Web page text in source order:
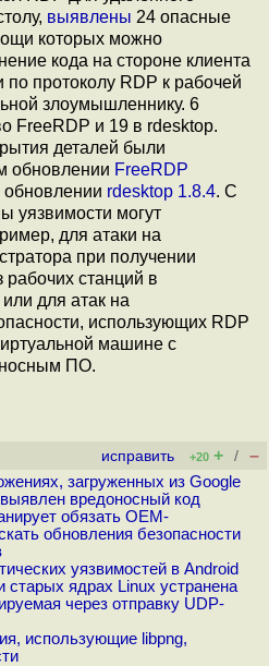
выявлены 24 опасные
которых можно
кода на стороне клиента
по протоколу RDP к рабочей
злоумышленнику. 6
FreeRDP и 19 в rdesktop.
деталей были
обновлении FreeRDP
обновлении rdesktop 1.8.4. С
уязвимости могут
для атаки на
при получении
рабочих станций в
для атак на
использующих RDP
машине с
ПО.
исправить +20 + / –
загруженных из Google
вредоносный код
обязать OEM-
обновления безопасности
уязвимостей в Android
старых ядрах Linux устранена
через отправку UDP-
использующие libpng,